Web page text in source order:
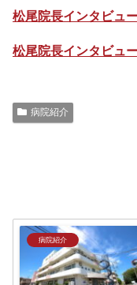
松尾院長インタビュ
松尾院長インタビュ
病院紹介
病院紹介